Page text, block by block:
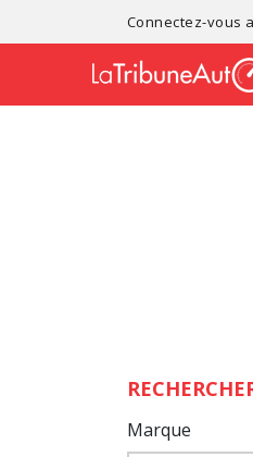
Connectez-vous
Marque